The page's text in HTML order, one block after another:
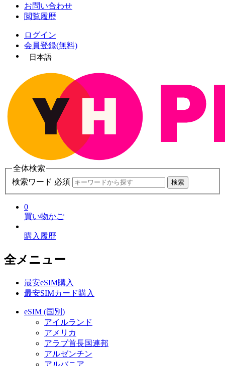
お問い合わせ
閲覧履歴
ログイン
会員登録(無料)
日本語
全体検索
検索ワード 必須
検索
0
買い物かご
購入履歴
全メニュー
最安eSIM購入
最安SIMカード購入
eSIM (国別)
アイルランド
アメリカ
アラブ首長国連邦
アルゼンチン
アルバニア